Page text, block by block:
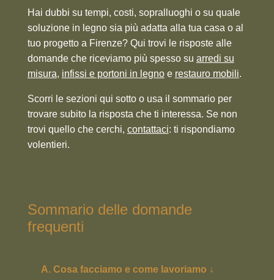
Hai dubbi su tempi, costi, sopralluoghi o su quale
soluzione in legno sia più adatta alla tua casa o al
tuo progetto a Firenze? Qui trovi le risposte alle
domande che riceviamo più spesso su arredi su
misura, infissi e portoni in legnoe restauro mobili.
Scorri le sezioni qui sotto o usa il sommario per
trovare subito la risposta che ti interessa. Se non
trovi quello che cerchi, contattaci: ti rispondiamo
volentieri.
Sommario delle domande
frequenti
A. Cosa facciamo e come lavoriamo ↓